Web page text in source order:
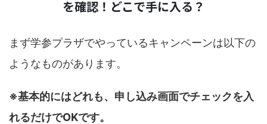
を確認！どこで手に入る？
まず学参プラザでやっているキャンペーンは以下の
ようなものがあります。
※基本的にはどれも、申し込み画面でチェックを入
れるだけでOKです。